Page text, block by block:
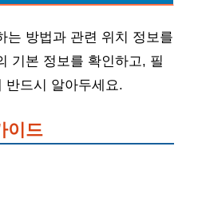
는 방법과 관련 위치 정보를
기본 정보를 확인하고, 필
반드시 알아두세요.
이드